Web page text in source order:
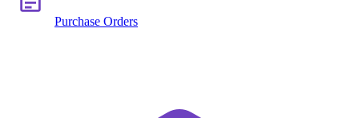
Purchase Orders